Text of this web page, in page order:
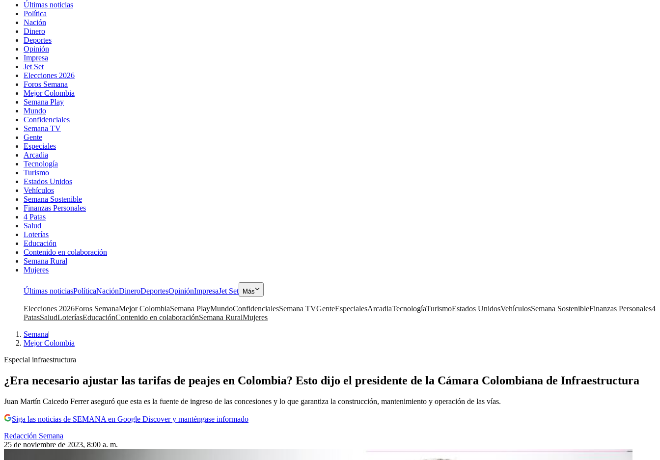
Últimas noticias
Política
Nación
Dinero
Deportes
Opinión
Impresa
Jet Set
Elecciones 2026
Foros Semana
Mejor Colombia
Semana Play
Mundo
Confidenciales
Semana TV
Gente
Especiales
Arcadia
Tecnología
Turismo
Estados Unidos
Vehículos
Semana Sostenible
Finanzas Personales
4 Patas
Salud
Loterías
Educación
Contenido en colaboración
Semana Rural
Mujeres
Últimas noticiasPolíticaNaciónDineroDeportesOpiniónImpresaJet Set Más
Elecciones 2026Foros SemanaMejor ColombiaSemana PlayMundoConfidencialesSemana TVGenteEspecialesArcadiaTecnologíaTurismoEstados UnidosVehículosSemana SostenibleFinanzas Personales4
PatasSaludLoteríasEducaciónContenido en colaboraciónSemana RuralMujeres
Semana|
Mejor Colombia
Especial infraestructura
¿Era necesario ajustar las tarifas de peajes en Colombia? Esto dijo el presidente de la Cámara Colombiana de Infraestructura
Juan Martín Caicedo Ferrer aseguró que esta es la fuente de ingreso de las concesiones y lo que garantiza la construcción, mantenimiento y operación de las vías.
Siga las noticias de SEMANA en Google Discover y manténgase informado
Redacción Semana
25 de noviembre de 2023, 8:00 a. m.